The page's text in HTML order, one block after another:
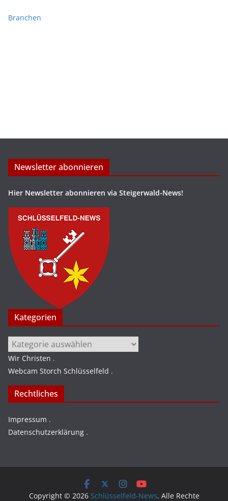
Branchen
Newsletter abonnieren
Hier Newsletter abonnieren via Steigerwald-News!
Kategorien
Kategorien
Wir Christen .
Webcam Storch Schlüsselfeld .
Rechtliches
Impressum .
Datenschutzerklärung .
Copyright © 2026 Schlüsselfeld-News. Alle Rechte